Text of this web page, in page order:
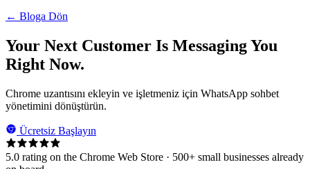
← Bloga Dön
Your Next Customer Is Messaging You
Right Now.
Chrome uzantısını ekleyin ve işletmeniz için WhatsApp sohbet
yönetimini dönüştürün.
Ücretsiz Başlayın
5.0 rating on the Chrome Web Store · 500+ small businesses already